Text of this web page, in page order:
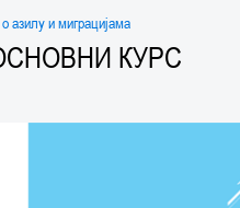
азилу и миграцијама
КУРС